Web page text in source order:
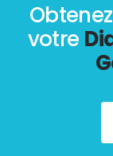
votre